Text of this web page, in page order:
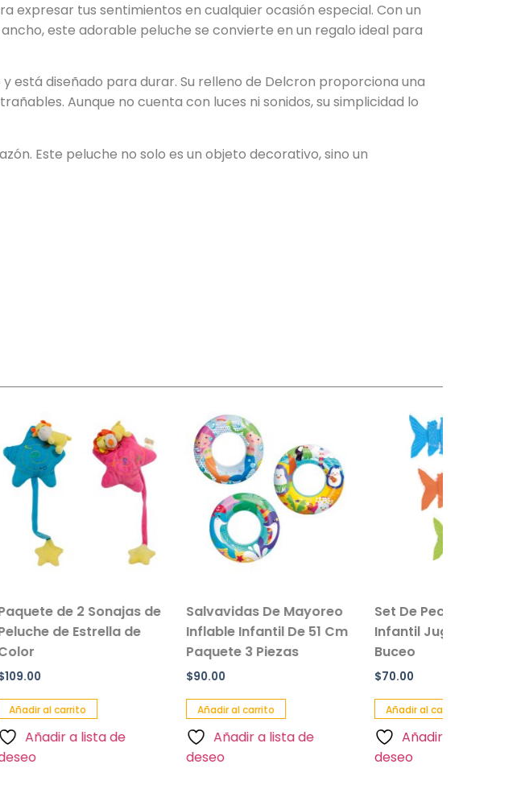
expresar tus sentimientos en cualquier ocasión especial. Con un
este adorable peluche se convierte en un regalo ideal para
está diseñado para durar. Su relleno de Delcron proporciona una
Aunque no cuenta con luces ni sonidos, su simplicidad lo
Este peluche no solo es un objeto decorativo, sino un
Sonajas de
de
de
Salvavidas De Mayoreo
Inflable Infantil De 51 Cm
Paquete 3 Piezas
Añadir a lista de
Set De Peces De Colores
Infantil Juguetes Para
Buceo
Añadir a lista de